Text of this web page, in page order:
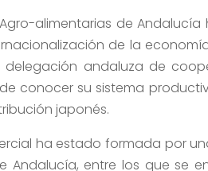
alimentarias de
de la
delegación andaluza de
conocer su sistema
japonés.
ha estado formada por
Andalucía, entre los que se